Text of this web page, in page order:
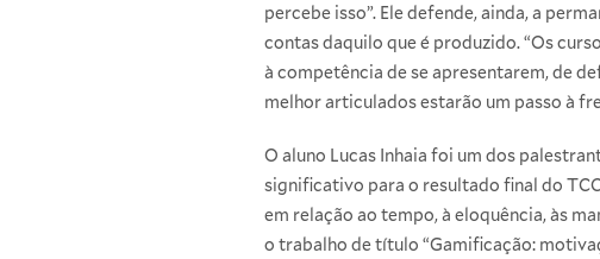
percebe isso”. Ele defende, ainda, a
contas daquilo que é produzido. “Os
à competência de se apresentarem, de
melhor articulados estarão um passo à
O aluno Lucas Inhaia foi um dos
significativo para o resultado final do
em relação ao tempo, à eloquência, às
o trabalho de título “Gamificação: